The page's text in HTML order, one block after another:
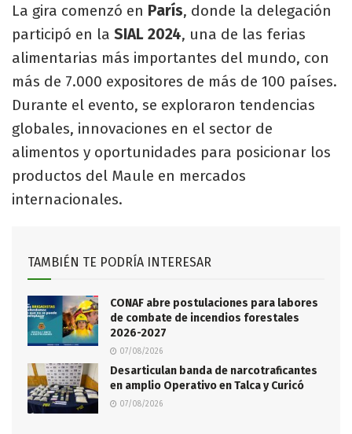
La gira comenzó en París, donde la delegación
participó en la SIAL 2024, una de las ferias
alimentarias más importantes del mundo, con
más de 7.000 expositores de más de 100 países.
Durante el evento, se exploraron tendencias
globales, innovaciones en el sector de
alimentos y oportunidades para posicionar los
productos del Maule en mercados
internacionales.
TAMBIÉN TE PODRÍA INTERESAR
CONAF abre postulaciones para labores
de combate de incendios forestales
2026-2027
07/08/2026
Desarticulan banda de narcotraficantes
en amplio Operativo en Talca y Curicó
07/08/2026